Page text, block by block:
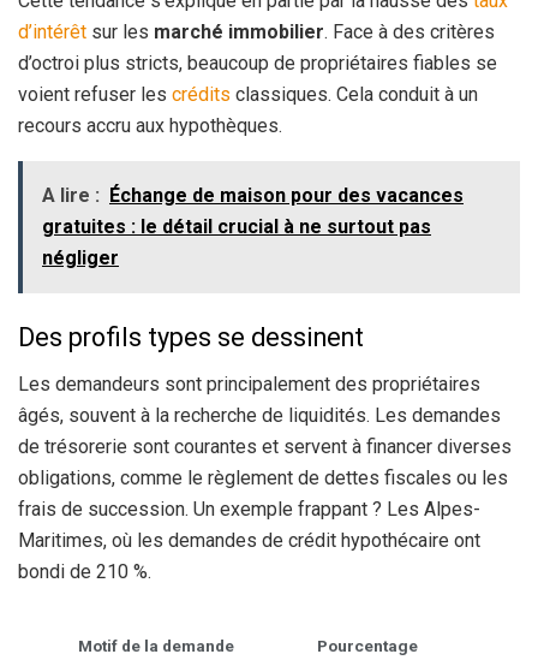
d’intérêt sur les marché immobilier. Face à des critères
d’octroi plus stricts, beaucoup de propriétaires fiables se
voient refuser les crédits classiques. Cela conduit à un
recours accru aux hypothèques.
A lire :
Échange de maison pour des vacances
gratuites : le détail crucial à ne surtout pas
négliger
Des profils types se dessinent
Les demandeurs sont principalement des propriétaires
âgés, souvent à la recherche de liquidités. Les demandes
de trésorerie sont courantes et servent à financer diverses
obligations, comme le règlement de dettes fiscales ou les
frais de succession. Un exemple frappant ? Les Alpes-
Maritimes, où les demandes de crédit hypothécaire ont
bondi de 210 %.
Motif de la demande Pourcentage